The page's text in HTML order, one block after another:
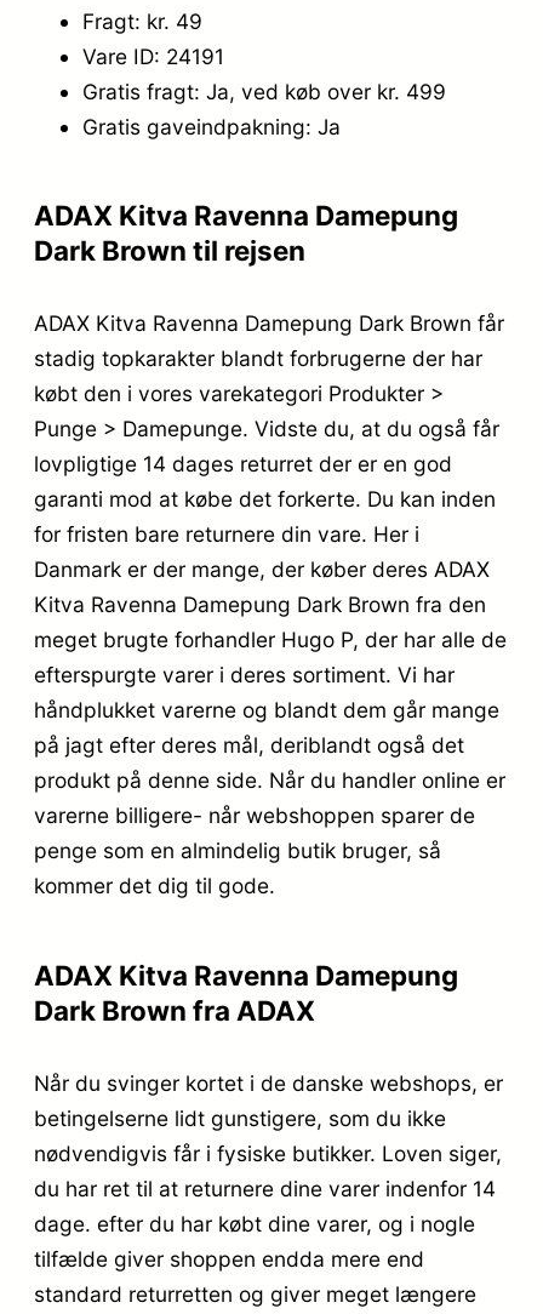
Fragt: kr. 49
Vare ID: 24191
Gratis fragt: Ja, ved køb over kr. 499
Gratis gaveindpakning: Ja
ADAX Kitva Ravenna Damepung
Dark Brown til rejsen
ADAX Kitva Ravenna Damepung Dark Brown får
stadig topkarakter blandt forbrugerne der har
købt den i vores varekategori Produkter >
Punge > Damepunge. Vidste du, at du også får
lovpligtige 14 dages returret der er en god
garanti mod at købe det forkerte. Du kan inden
for fristen bare returnere din vare. Her i
Danmark er der mange, der køber deres ADAX
Kitva Ravenna Damepung Dark Brown fra den
meget brugte forhandler Hugo P, der har alle de
efterspurgte varer i deres sortiment. Vi har
håndplukket varerne og blandt dem går mange
på jagt efter deres mål, deriblandt også det
produkt på denne side. Når du handler online er
varerne billigere- når webshoppen sparer de
penge som en almindelig butik bruger, så
kommer det dig til gode.
ADAX Kitva Ravenna Damepung
Dark Brown fra ADAX
Når du svinger kortet i de danske webshops, er
betingelserne lidt gunstigere, som du ikke
nødvendigvis får i fysiske butikker. Loven siger,
du har ret til at returnere dine varer indenfor 14
dage. efter du har købt dine varer, og i nogle
tilfælde giver shoppen endda mere end
standard returretten og giver meget længere